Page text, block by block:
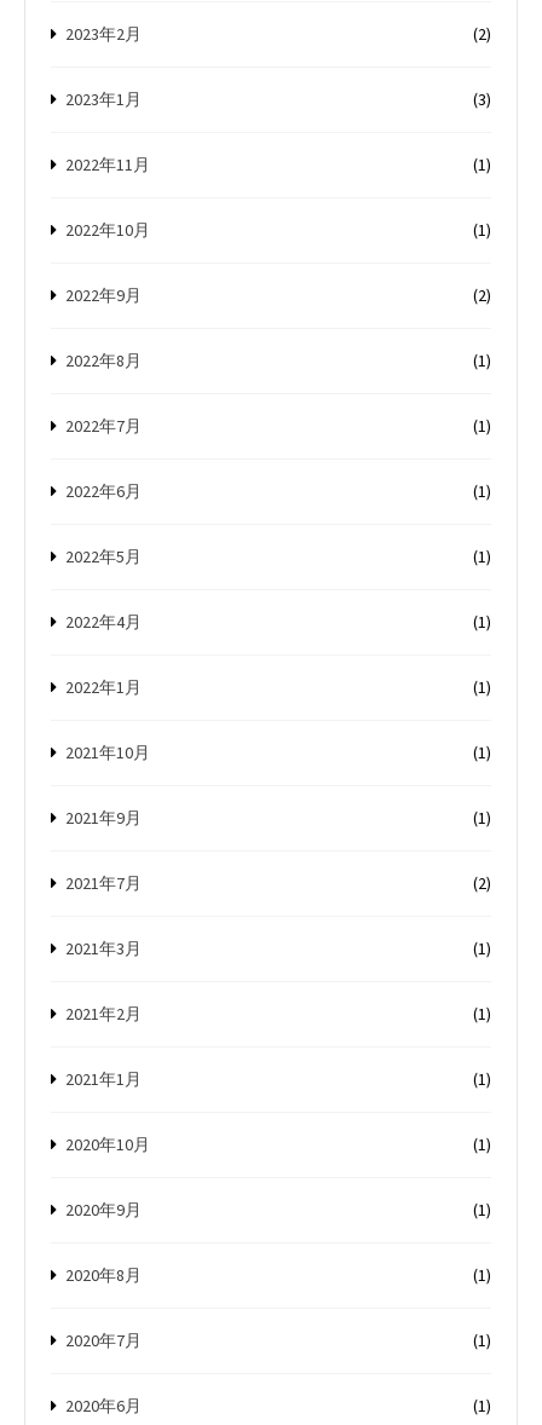
2023年2月 (2)
2023年1月 (3)
2022年11月 (1)
2022年10月 (1)
2022年9月 (2)
2022年8月 (1)
2022年7月 (1)
2022年6月 (1)
2022年5月 (1)
2022年4月 (1)
2022年1月 (1)
2021年10月 (1)
2021年9月 (1)
2021年7月 (2)
2021年3月 (1)
2021年2月 (1)
2021年1月 (1)
2020年10月 (1)
2020年9月 (1)
2020年8月 (1)
2020年7月 (1)
2020年6月 (1)